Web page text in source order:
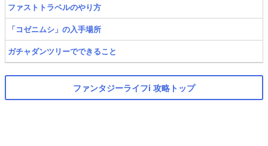
ファストトラベルのやり方
「コゼニムシ」の入手場所
ガチャダンツリーでできること
ファンタジーライフi 攻略トップ